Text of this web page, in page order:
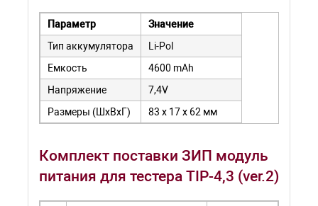
Параметр
Значение
Тип аккумулятора
Li-Pol
Емкость
4600 mAh
Напряжение
7,4V
Размеры (ШхВхГ)
83 х 17 х 62 мм
Комплект поставки ЗИП модуль
питания для тестера TIP-4,3 (ver.2)